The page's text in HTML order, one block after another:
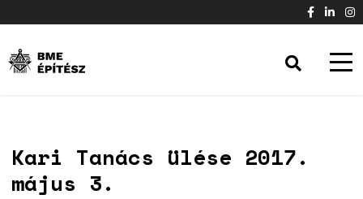
Kari Tanács ülése 2017.
május 3.